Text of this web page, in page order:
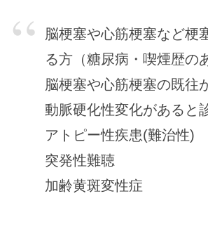
脳梗塞や心筋梗塞など梗
る方（糖尿病・喫煙歴の
脳梗塞や心筋梗塞の既往
動脈硬化性変化があると
アトピー性疾患(難治性)
突発性難聴
加齢黄斑変性症